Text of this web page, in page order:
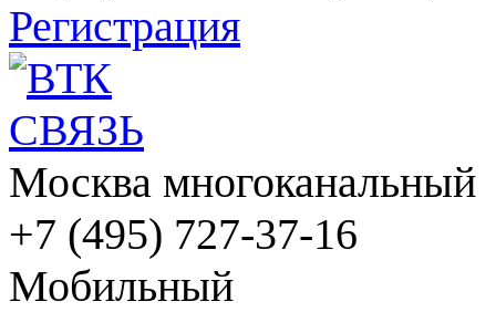
Регистрация
Москва многоканальный
+7 (495) 727-37-16
Мобильный